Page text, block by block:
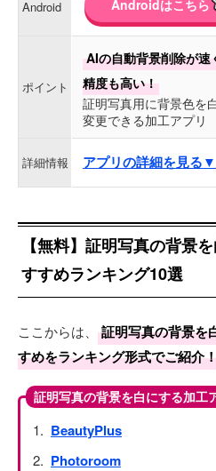
Android Androidはこちら
ポイント
AIの自動背景削除が速
精度も高い！
証明写真用に背景色を
変更できる加工アプリ
詳細情報 アプリの詳細を見る▼
【無料】証明写真の背景
すすめランキング10選
ここからは、
証明写真の背景を
すめをランキング形式でご紹介
証明写真の背景を白にする加工
BeautyPlus
Photoroom